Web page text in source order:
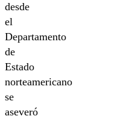
desde
el
Departamento
de
Estado
norteamericano
se
aseveró